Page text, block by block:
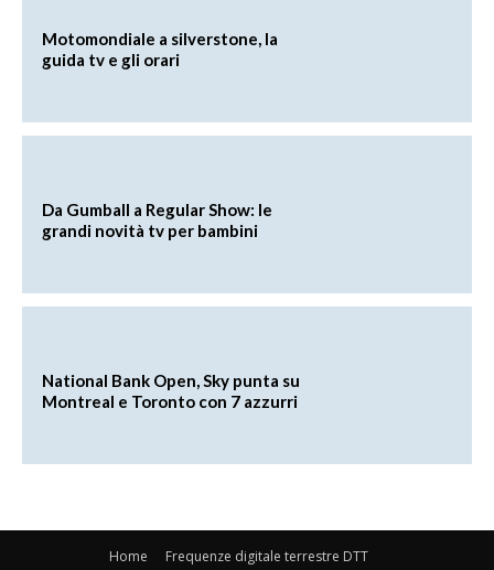
Motomondiale a silverstone, la
guida tv e gli orari
Da Gumball a Regular Show: le
grandi novità tv per bambini
National Bank Open, Sky punta su
Montreal e Toronto con 7 azzurri
Home Frequenze digitale terrestre DTT